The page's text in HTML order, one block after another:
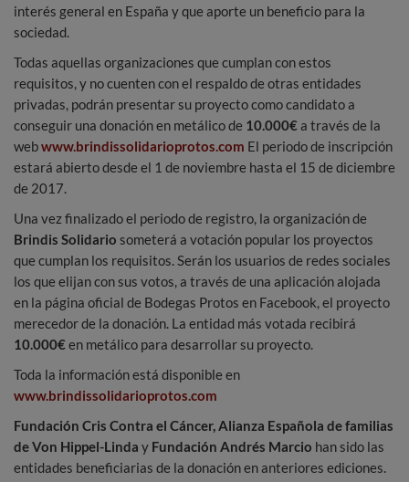
interés general en España y que aporte un beneficio para la
sociedad.
Todas aquellas organizaciones que cumplan con estos
requisitos, y no cuenten con el respaldo de otras entidades
privadas, podrán presentar su proyecto como candidato a
conseguir una donación en metálico de 10.000€a través de la
webwww.brindissolidarioprotos.com El periodo de inscripción
estará abierto desde el 1 de noviembre hasta el 15 de diciembre
de 2017.
Una vez finalizado el periodo de registro, la organización de
Brindis Solidario someterá a votación popular los proyectos
que cumplan los requisitos. Serán los usuarios de redes sociales
los que elijan con sus votos, a través de una aplicación alojada
en la página oficial de Bodegas Protos en Facebook, el proyecto
merecedor de la donación. La entidad más votada recibirá
10.000€en metálico para desarrollar su proyecto.
Toda la información está disponible en
www.brindissolidarioprotos.com
Fundación Cris Contra el Cáncer,Alianza Española de familias
de Von Hippel-Linda y Fundación Andrés Marcio han sido las
entidades beneficiarias de la donación en anteriores ediciones.